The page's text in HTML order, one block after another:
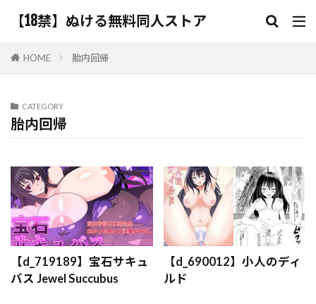
【18禁】ぬける無料同人ストア
HOME 胎内回帰
CATEGORY
胎内回帰
【d_719189】宝石サキュ
バス Jewel Succubus
【d_690012】小人のディ
ルド